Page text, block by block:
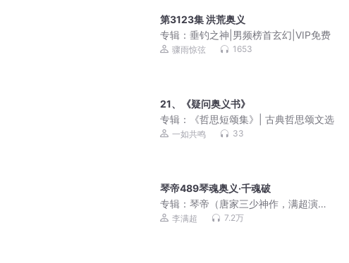
第3123集 洪荒奥义
专辑： 垂钓之神|男频榜首玄幻|VIP免费
骤雨惊弦 1653
21、《疑问奥义书》
专辑：
《哲思短颂集》| 古典哲思颂文选
一如共鸣 33
琴帝489琴魂奥义·千魂破
专辑： 琴帝（唐家三少神作，满超演
播）李满超 7.2万